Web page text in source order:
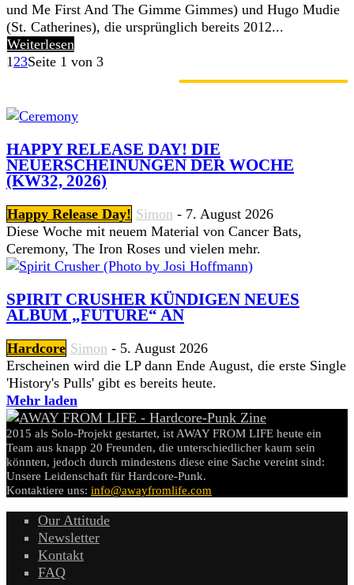
und Me First And The Gimme Gimmes) und Hugo Mudie
(St. Catherines), die ursprünglich bereits 2012...
Weiterlesen
123Seite 1 von 3
HAPPY RELEASE DAY! DIE
NEUERSCHEINUNGEN DER WOCHE
(KW32, 2026)
Happy Release Day! Simon - 7. August 2026
Diese Woche mit neuem Material von Cancer Bats,
Ceremony, The Iron Roses und vielen mehr.
SPIRIT CRUSHER KÜNDIGEN NEUES
ALBUM „FUTURE“ AN
Hardcore Simon - 5. August 2026
Erscheinen wird die LP dann Ende August, die erste Single
'History's Pulls' gibt es bereits heute.
Mehr laden
2015 als Solo-Projekt gestartet, ist AWAY FROM LIFE heute ein
Team aus knapp 20 Freunden, die unterschiedlicher kaum sein
könnten, jedoch durch mindestens diese eine Sache vereint sind:
Unsere Leidenschaft für Hardcore-Punk.
Kontaktiere uns: info@awayfromlife.com
Our Attitude
Newsletter
Kontakt
FAQ